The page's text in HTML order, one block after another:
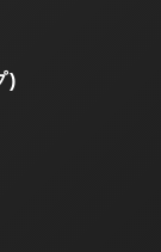
)